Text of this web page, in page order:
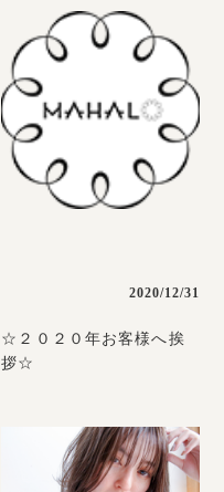
2020/12/31
☆２０２０年お客様へ挨
拶☆